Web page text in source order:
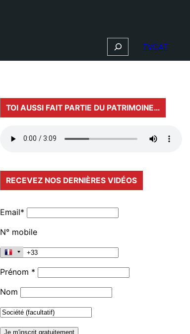
Search TVCAT
TOI AUSSI FAIT PARTIE DU PATRIMOINE…
RECEVEZ NOS DERNIÈRES VIDÉOS
Email*
N° mobile
Prénom *
Nom